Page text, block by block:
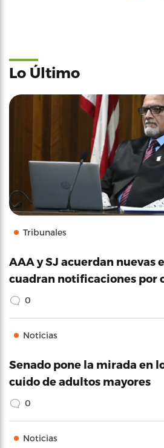
Lo Último
Tribunales
AAA y SJ acuerdan nuevas
cuadran notificaciones por
0
Noticias
Senado pone la mirada en
cuido de adultos mayores
0
Noticias